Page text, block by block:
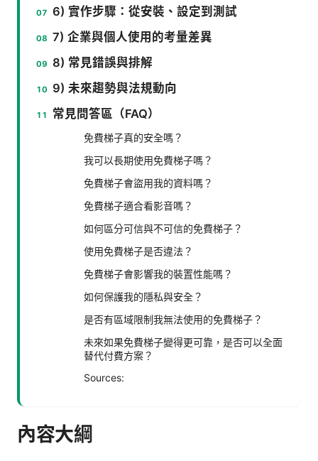
6) 實作步驟：從安裝、設定到測試
7) 企業與個人使用的考量差異
8) 常見錯誤與排解
9) 未來趨勢與法規動向
常見問答區（FAQ）
免費梯子真的安全嗎？
我可以長期使用免費梯子嗎？
免費梯子會盜用我的資料嗎？
免費梯子適合看影音嗎？
如何區分可信與不可信的免費梯子？
使用免費梯子是否違法？
免費梯子會影響我的裝置性能嗎？
如何保護我的隱私與安全？
是否有區域限制我無法使用的免費梯子？
未來如果免費梯子變得更可靠，是否可以全面
替代付費方案？
Sources:
內容大綱